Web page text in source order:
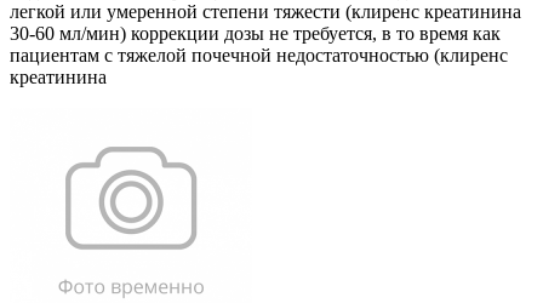
легкой или умеренной степени тяжести (клиренс креатинина
30-60 мл/мин) коррекции дозы не требуется, в то время как
пациентам с тяжелой почечной недостаточностью (клиренс
креатинина